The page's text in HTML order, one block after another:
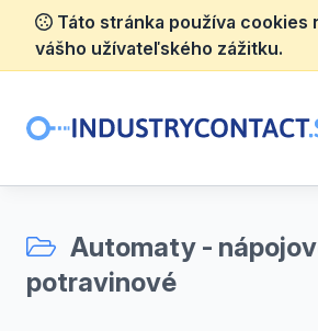
Táto stránka používa cookies
vášho užívateľského zážitku.
Automaty -
potravinové